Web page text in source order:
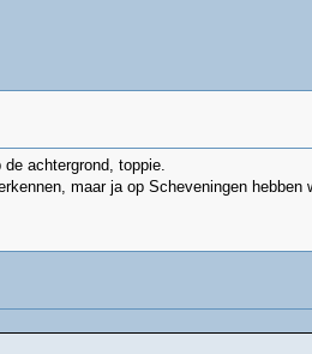
achtergrond, toppie.
maar ja op Scheveningen hebben